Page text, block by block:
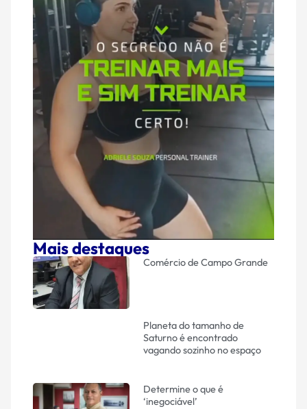
Mais destaques
Comércio de Campo Grande
Planeta do tamanho de
Saturno é encontrado
vagando sozinho no espaço
Determine o que é
‘inegociável’